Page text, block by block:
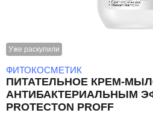
Уже раскупили
ФИТОКОСМЕТИК
ПИТАТЕЛЬНОЕ КРЕМ-
АНТИБАКТЕРИАЛЬНЫМ
PROTECTON PROFF